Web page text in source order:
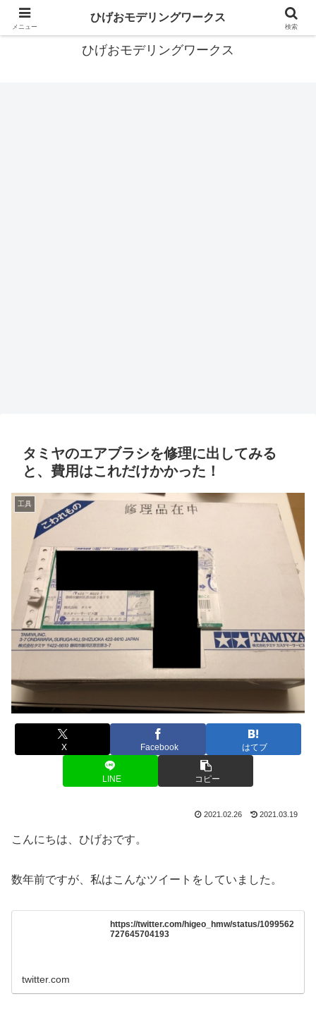
あなたの背中を押すガンプラブログ
ひげおモデリングワークス
タミヤのエアブラシを修理に出してみる
と、費用はこれだけかかった！
工具
X Facebook はてブ
LINE コピー
2021.02.26 2021.03.19
こんにちは、ひげおです。
数年前ですが、私はこんなツイートをしていました。
https://twitter.com/higeo_hmw/status/1099562
727645704193
twitter.com
メニュー
ひげおモデリングワークス
検索